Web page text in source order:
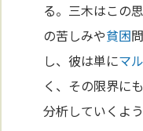
る。三木はこの
の苦しみや貧困
し、彼は単にマ
く、その限界に
分析していくよう